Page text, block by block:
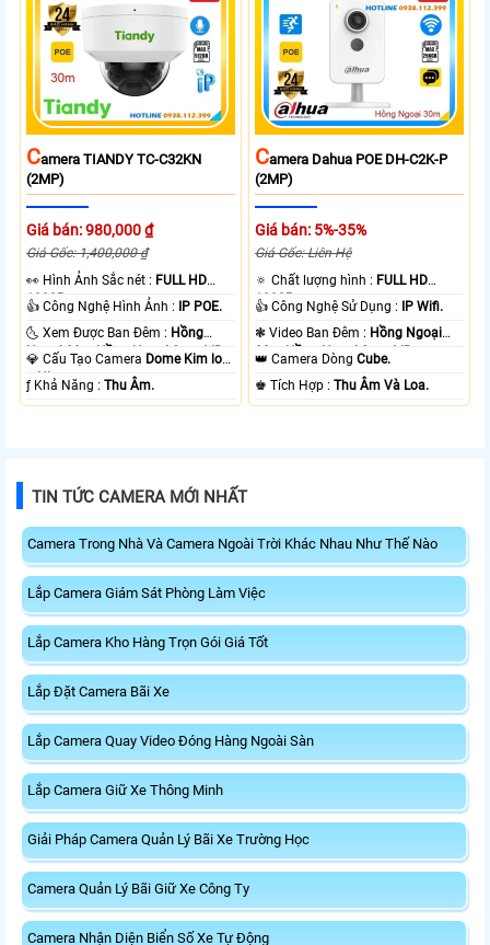
CAmera TIANDY TC-C32KN
(2MP)
Giá bán: 980,000 ₫
Giá Gốc: 1,400,000 ₫
️👀 Hình Ảnh Sắc nét : FULL HD
1080P .
👍 Công Nghệ Hình Ảnh : IP POE.
🌜 Xem Được Ban Đêm : Hồng
Ngoại 30m Hồng Ngoại Smart IR.
💎 Cấu Tạo Camera Dome Kim loại
+ Nhựa.
️ƒ Khả Năng :Thu Âm.
CAmera Dahua POE DH-C2K-P
(2MP)
Giá bán: 5%-35%
Giá Gốc: Liên Hệ
🔅 Chất lượng hình : FULL HD
1080P .
👍 Công Nghệ Sử Dụng : IP Wifi.
❃ Video Ban Đêm : Hồng Ngoại
30m Hồng Ngoại Smart IR.
👑 Camera DòngCube.
️♚ Tích Hợp :Thu Âm Và Loa.
TIN TỨC CAMERA MỚI NHẤT
Camera Trong Nhà Và Camera Ngoài Trời Khác Nhau Như Thế Nào
Lắp Camera Giám Sát Phòng Làm Việc
Lắp Camera Kho Hàng Trọn Gói Giá Tốt
Lắp Đặt Camera Bãi Xe
Lắp Camera Quay Video Đóng Hàng Ngoài Sàn
Lắp Camera Giữ Xe Thông Minh
Giải Pháp Camera Quản Lý Bãi Xe Trường Học
Camera Quản Lý Bãi Giữ Xe Công Ty
Camera Nhận Diện Biển Số Xe Tự Động